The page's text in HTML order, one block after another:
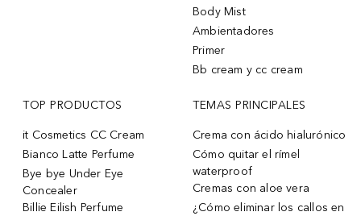
Body Mist
Ambientadores
Primer
Bb cream y cc cream
TOP PRODUCTOS
it Cosmetics CC Cream
Bianco Latte Perfume
Bye bye Under Eye
Concealer
Billie Eilish Perfume
TEMAS PRINCIPALES
Crema con ácido hialurónico
Cómo quitar el rímel
waterproof
Cremas con aloe vera
¿Cómo eliminar los callos en